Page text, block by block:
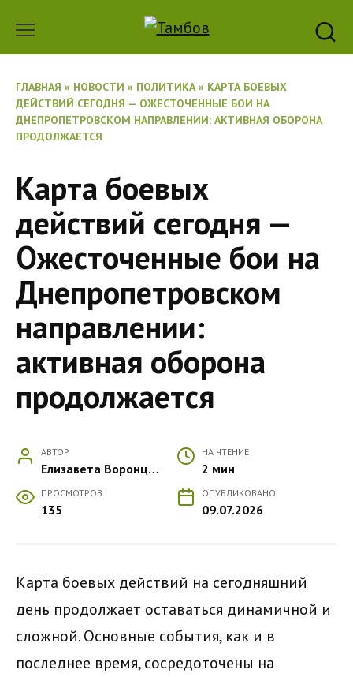
содержанию
ГЛАВНАЯ » НОВОСТИ » ПОЛИТИКА» КАРТА БОЕВЫХ
ДЕЙСТВИЙ СЕГОДНЯ — ОЖЕСТОЧЕННЫЕ БОИ НА
ДНЕПРОПЕТРОВСКОМ НАПРАВЛЕНИИ: АКТИВНАЯ ОБОРОНА
ПРОДОЛЖАЕТСЯ
Карта боевых
действий сегодня —
Ожесточенные бои на
Днепропетровском
направлении:
активная оборона
продолжается
АВТОР
Елизавета Воронцова
НА ЧТЕНИЕ
2 мин
ПРОСМОТРОВ
135
ОПУБЛИКОВАНО
09.07.2026
Карта боевых действий на сегодняшний
день продолжает оставаться динамичной и
сложной. Основные события, как и в
последнее время, сосредоточены на